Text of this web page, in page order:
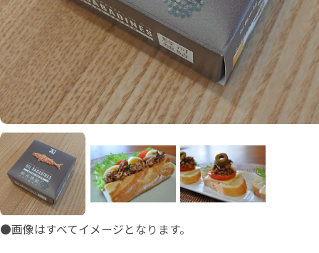
●画像はすべてイメージとなります。